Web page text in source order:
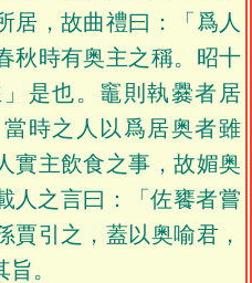
居，故曲禮曰：「爲人
秋時有奥主之稱。昭十
是也。竈則執爨者居
時之人以爲居奥者雖
實主飲食之事，故媚奥
人之言曰：「佐饔者嘗
賈引之，蓋以奥喻君，
。